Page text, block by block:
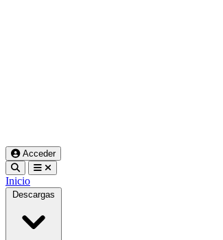
Acceder
Inicio
Descargas